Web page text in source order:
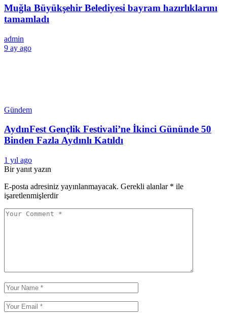
Muğla Büyükşehir Belediyesi bayram hazırlıklarını
tamamladı
admin
9 ay ago
Gündem
AydınFest Gençlik Festivali’ne İkinci Gününde 50
Binden Fazla Aydınlı Katıldı
1 yıl ago
Bir yanıt yazın
E-posta adresiniz yayınlanmayacak. Gerekli alanlar * ile
işaretlenmişlerdir